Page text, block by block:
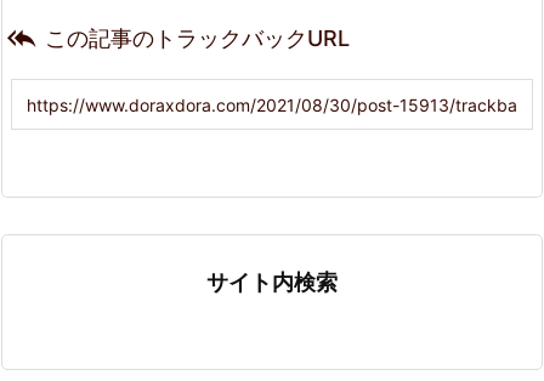
 この記事のトラックバックURL
サイト内検索